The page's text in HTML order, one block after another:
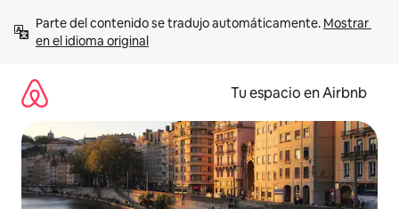
contenido
Parte del contenido se tradujo automáticamente. Mostrar
en el idioma original
Tu espacio en Airbnb